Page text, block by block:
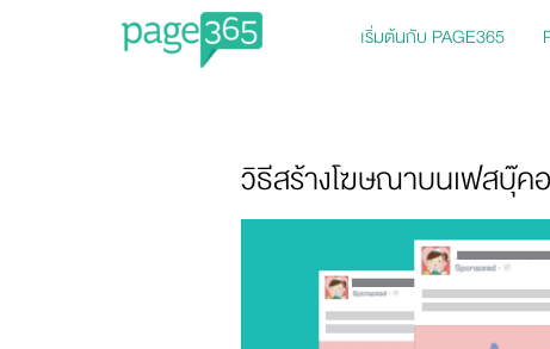
เริ่มต้นกับ PAGE365
วิธีสร้างโฆษณาบนเฟสบุ๊ค